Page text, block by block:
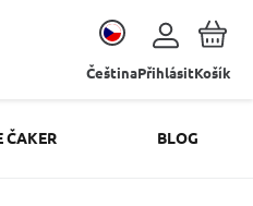
ČeštinaPřihlásitKošík
ČAKER BLOG